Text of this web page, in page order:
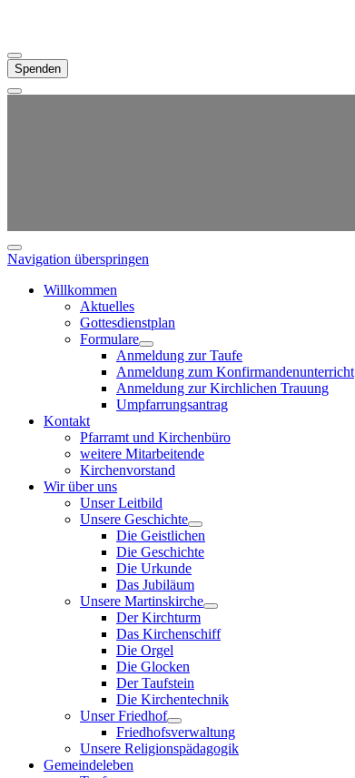
Spenden
Navigation überspringen
Willkommen
Aktuelles
Gottesdienstplan
Formulare
Anmeldung zur Taufe
Anmeldung zum Konfirmandenunterricht
Anmeldung zur Kirchlichen Trauung
Umpfarrungsantrag
Kontakt
Pfarramt und Kirchenbüro
weitere Mitarbeitende
Kirchenvorstand
Wir über uns
Unser Leitbild
Unsere Geschichte
Die Geistlichen
Die Geschichte
Die Urkunde
Das Jubiläum
Unsere Martinskirche
Der Kirchturm
Das Kirchenschiff
Die Orgel
Die Glocken
Der Taufstein
Die Kirchentechnik
Unser Friedhof
Friedhofsverwaltung
Unsere Religionspädagogik
Gemeindeleben